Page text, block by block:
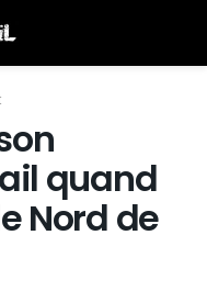
quand
Nord de